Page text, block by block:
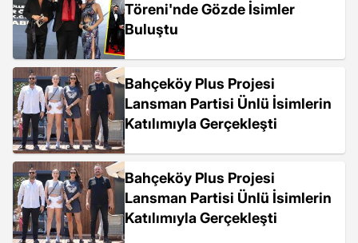
Töreni'nde Gözde İsimler
Buluştu
Bahçeköy Plus Projesi
Lansman Partisi Ünlü İsimlerin
Katılımıyla Gerçekleşti
Bahçeköy Plus Projesi
Lansman Partisi Ünlü İsimlerin
Katılımıyla Gerçekleşti